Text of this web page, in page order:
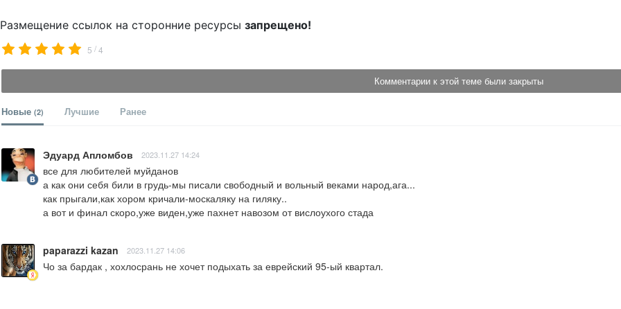
Размещение ссылок на сторонние ресурсы запрещено!
5 /4
Комментарии к этой теме были закрыты
Новые (2) Лучшие Ранее
Эдуард Апломбов 2023.11.27 14:24
все для любителей муйданов
а как они себя били в грудь-мы писали свободный и вольный веками народ,ага...
как прыгали,как хором кричали-москаляку на гиляку..
а вот и финал скоро,уже виден,уже пахнет навозом от вислоухого стада
paparazzi kazan 2023.11.27 14:06
Чо за бардак , хохлосрань не хочет подыхать за еврейский 95-ый квартал.